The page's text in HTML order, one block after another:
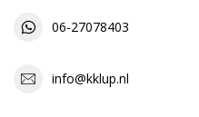
06-27078403
info@kklup.nl